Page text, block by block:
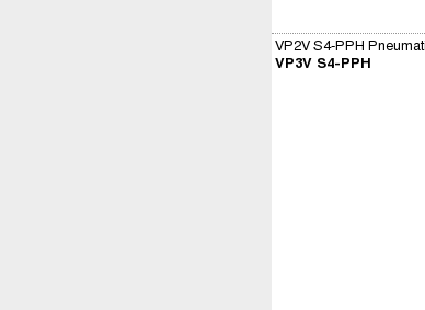
VP2V S4-PPH
VP3V S4-PPH